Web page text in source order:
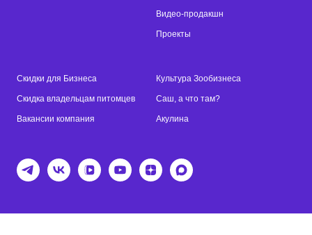
Видео-продакшн
Проекты
Скидки для Бизнеса
Скидка владельцам питомцев
Вакансии компания
Культура Зообизнеса
Саш, а что там?
Акулина